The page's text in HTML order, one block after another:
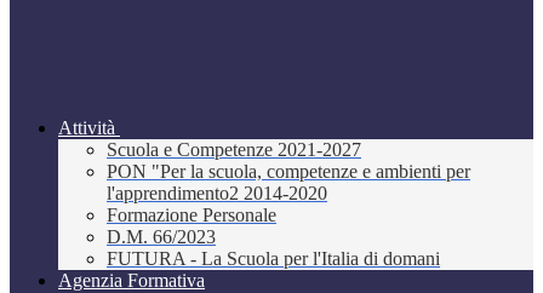
Attività
Scuola e Competenze 2021-2027
PON "Per la scuola, competenze e ambienti per
l'apprendimento2 2014-2020
Formazione Personale
D.M. 66/2023
FUTURA - La Scuola per l'Italia di domani
Agenzia Formativa